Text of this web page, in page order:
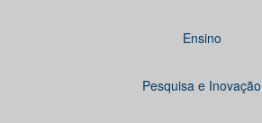
Ensino
Pesquisa e Inovação